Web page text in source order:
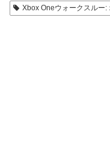
Xbox Oneウォークスルー: